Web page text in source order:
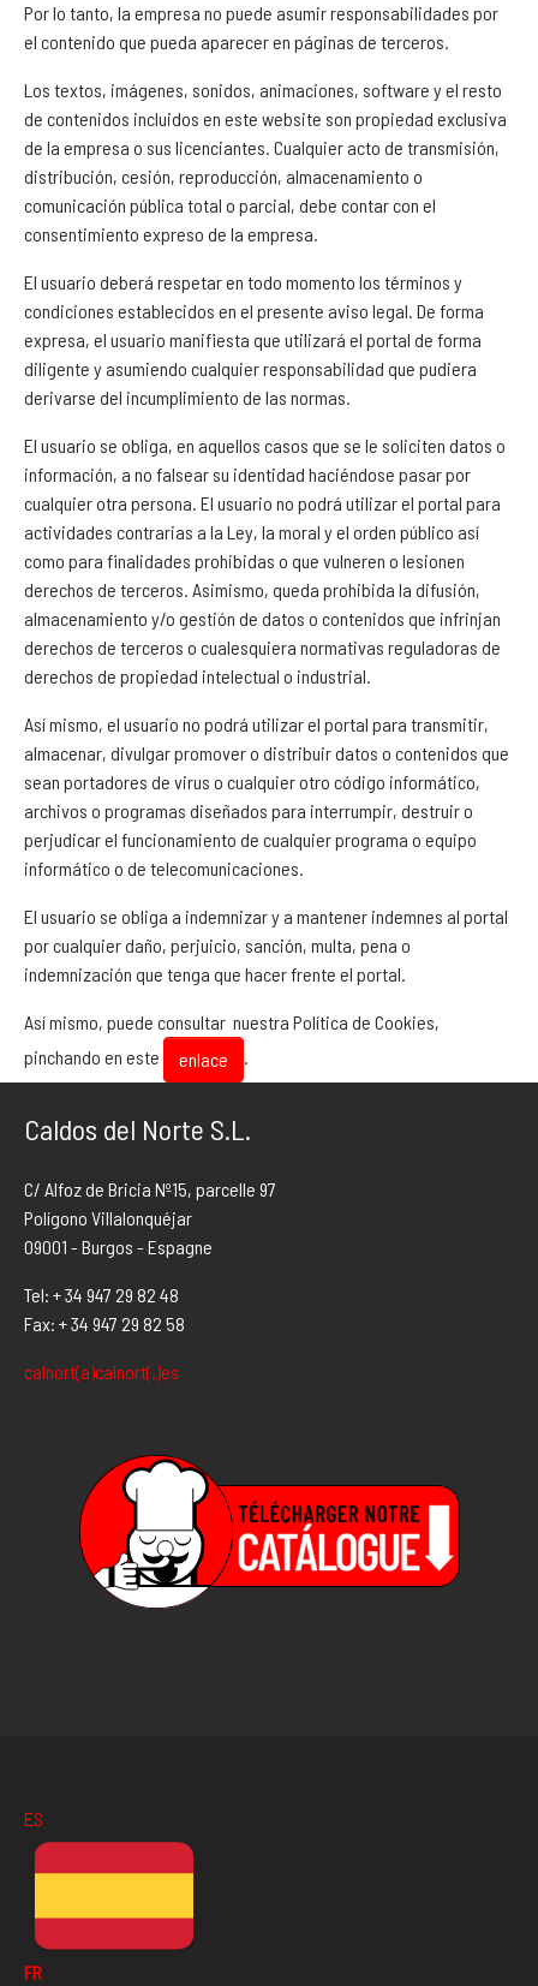
Por lo tanto, la empresa no puede asumir responsabilidades por
el contenido que pueda aparecer en páginas de terceros.
Los textos, imágenes, sonidos, animaciones, software y el resto
de contenidos incluidos en este website son propiedad exclusiva
de la empresa o sus licenciantes. Cualquier acto de transmisión,
distribución, cesión, reproducción, almacenamiento o
comunicación pública total o parcial, debe contar con el
consentimiento expreso de la empresa.
El usuario deberá respetar en todo momento los términos y
condiciones establecidos en el presente aviso legal. De forma
expresa, el usuario manifiesta que utilizará el portal de forma
diligente y asumiendo cualquier responsabilidad que pudiera
derivarse del incumplimiento de las normas.
El usuario se obliga, en aquellos casos que se le soliciten datos o
información, a no falsear su identidad haciéndose pasar por
cualquier otra persona. El usuario no podrá utilizar el portal para
actividades contrarias a la Ley, la moral y el orden público así
como para finalidades prohibidas o que vulneren o lesionen
derechos de terceros. Asimismo, queda prohibida la difusión,
almacenamiento y/o gestión de datos o contenidos que infrinjan
derechos de terceros o cualesquiera normativas reguladoras de
derechos de propiedad intelectual o industrial.
Así mismo, el usuario no podrá utilizar el portal para transmitir,
almacenar, divulgar promover o distribuir datos o contenidos que
sean portadores de virus o cualquier otro código informático,
archivos o programas diseñados para interrumpir, destruir o
perjudicar el funcionamiento de cualquier programa o equipo
informático o de telecomunicaciones.
El usuario se obliga a indemnizar y a mantener indemnes al portal
por cualquier daño, perjuicio, sanción, multa, pena o
indemnización que tenga que hacer frente el portal.
Así mismo, puede consultar nuestra Política de Cookies,
pinchando en este
enlace .
Caldos del Norte S.L.
C/ Alfoz de Bricia Nº15, parcelle 97
Polígono Villalonquéjar
09001 - Burgos - Espagne
Tel: + 34 947 29 82 48
Fax: + 34 947 29 82 58
calnort(a)calnort(.)es
ES
FR